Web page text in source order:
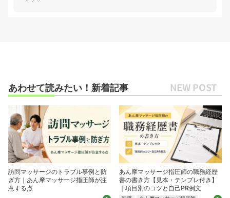
あわせて読みたい！新着記事
訪問マッサージのトラブル事例と防
ぎ方｜あん摩マッサージ指圧師が注
意する点
あん摩マッサージ指圧師の職務経歴
書の書き方【見本・テンプレ付き】
｜項目別のコツと自己PR例文